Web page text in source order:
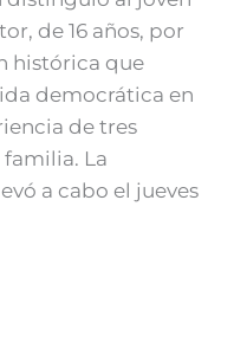
de 16 años, por
histórica que
democrática en
de tres
La
a cabo el jueves